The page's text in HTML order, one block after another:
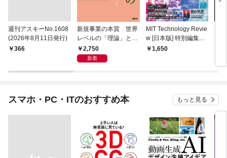
週刊アスキーNo.1608
(2026年8月11日発行)
￥366
新規事業の本質 世界
レベルの「理論」と
「現場知」で描く全体
地図
2,750
新着
MIT Technology Revie
w [日本版] 特別編集
ポスト都市時代の社会
1,650
スマホ・PC・ITのおすすめ本 もっと見る